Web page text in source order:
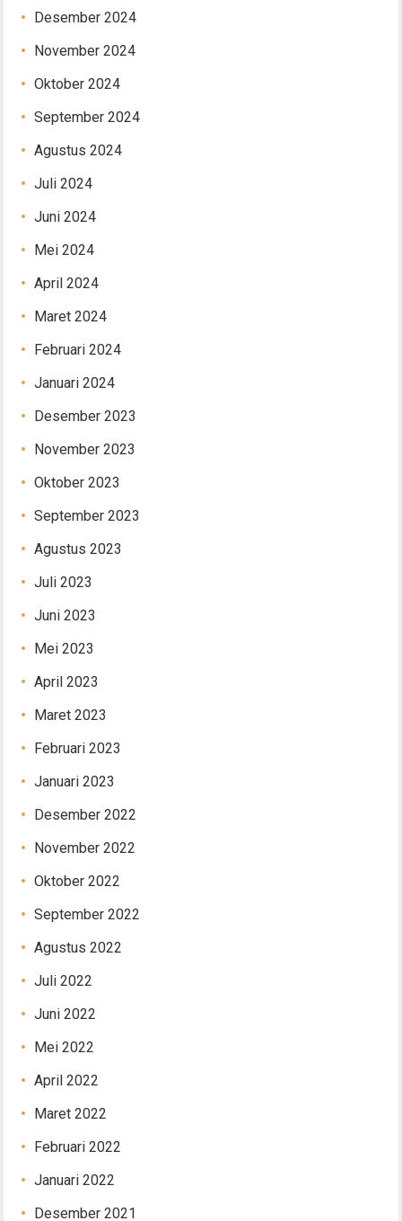
Desember 2024
November 2024
Oktober 2024
September 2024
Agustus 2024
Juli 2024
Juni 2024
Mei 2024
April 2024
Maret 2024
Februari 2024
Januari 2024
Desember 2023
November 2023
Oktober 2023
September 2023
Agustus 2023
Juli 2023
Juni 2023
Mei 2023
April 2023
Maret 2023
Februari 2023
Januari 2023
Desember 2022
November 2022
Oktober 2022
September 2022
Agustus 2022
Juli 2022
Juni 2022
Mei 2022
April 2022
Maret 2022
Februari 2022
Januari 2022
Desember 2021